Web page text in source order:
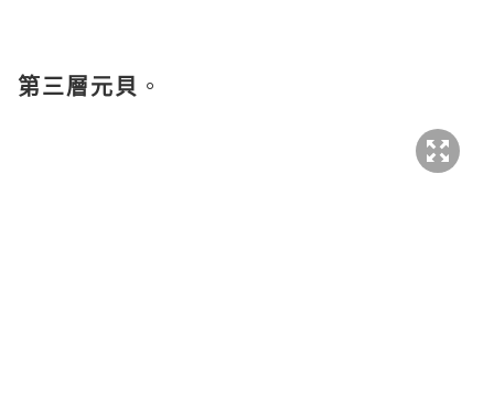
第三層元貝 。